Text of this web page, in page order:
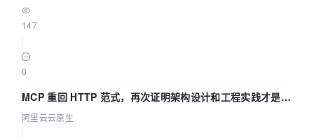
147
0
MCP 重回 HTTP 范式，再次证明架构设计和工程实践才是稀
缺资源
阿里云云原生